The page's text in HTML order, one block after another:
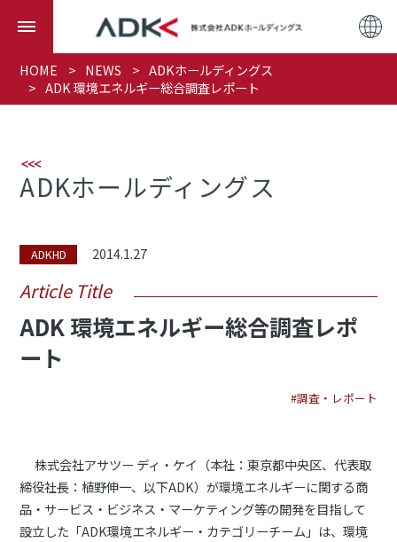
HOME NEWS
ADKホールディングス
ADK 環境エネルギー総合調査レポート
ADKホールディングス
ADKHD 2014.1.27
Article Title
ADK 環境エネルギー総合調査レポ
ート
#調査・レポート
株式会社アサツー ディ・ケイ（本社：東京都中央区、代表取
締役社長：植野伸一、以下ADK）が環境エネルギーに関する商
品・サービス・ビジネス・マーケティング等の開発を目指して
設立した「ADK環境エネルギー・カテゴリーチーム」は、環境